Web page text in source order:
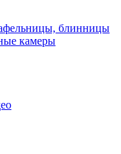
блинницы
камеры